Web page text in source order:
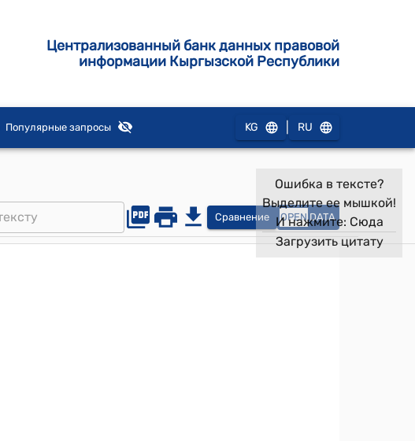
Централизованный банк данных правовой
информации Кыргызской Республики
Популярные запросы KG RU
Сравнение OPEN DATA
Ошибка в тексте?
Выделите ее мышкой!
И нажмите: Сюда
Загрузить цитату